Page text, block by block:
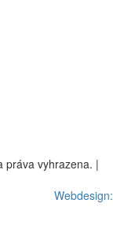
práva vyhrazena. |
Webdesign: